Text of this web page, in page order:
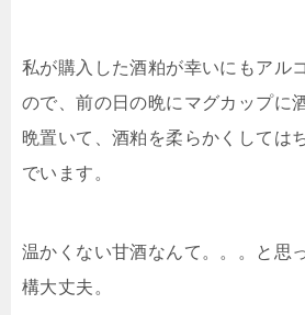
私が購入した酒粕が幸いにもアル
ので、前の日の晩にマグカップに
晩置いて、酒粕を柔らかくしては
でいます。
温かくない甘酒なんて。。。と思
構大丈夫。